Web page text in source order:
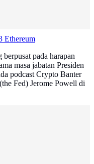
Ethereum
pada harapan
masa jabatan Presiden
podcast Crypto Banter
Fed) Jerome Powell di